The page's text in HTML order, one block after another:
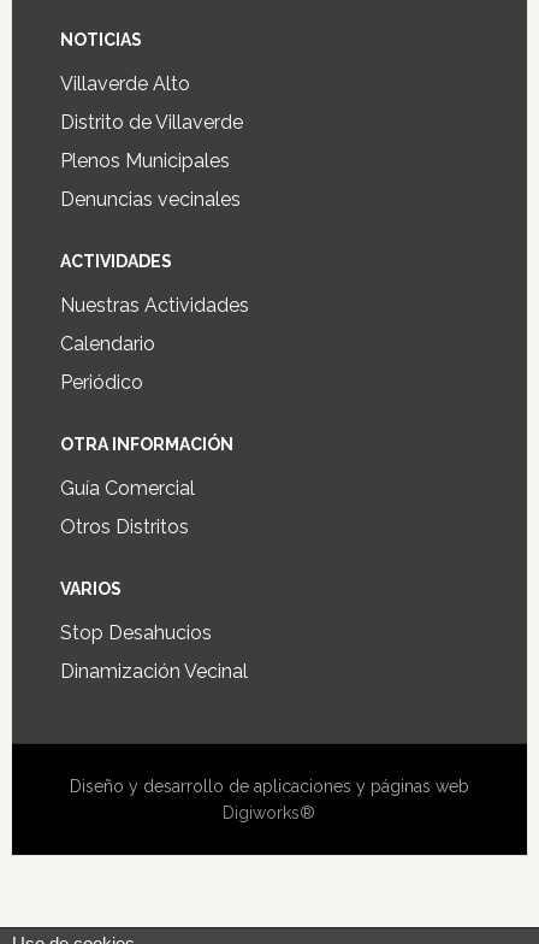
NOTICIAS
Villaverde Alto
Distrito de Villaverde
Plenos Municipales
Denuncias vecinales
ACTIVIDADES
Nuestras Actividades
Calendario
Periódico
OTRA INFORMACIÓN
Guía Comercial
Otros Distritos
VARIOS
Stop Desahucios
Dinamización Vecinal
Diseño y desarrollo de aplicaciones y páginas web
Digiworks®